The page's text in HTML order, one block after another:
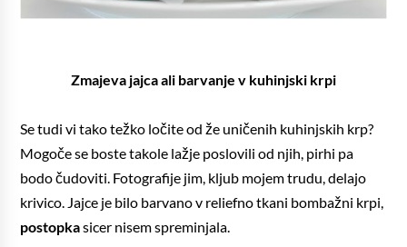
Zmajeva jajca ali barvanje v kuhinjski krpi
Se tudi vi tako težko ločite od že uničenih kuhinjskih krp?
Mogoče se boste takole lažje poslovili od njih, pirhi pa
bodo čudoviti. Fotografije jim, kljub mojem trudu, delajo
krivico. Jajce je bilo barvano v reliefno tkani bombažni krpi,
postopkasicer nisem spreminjala.